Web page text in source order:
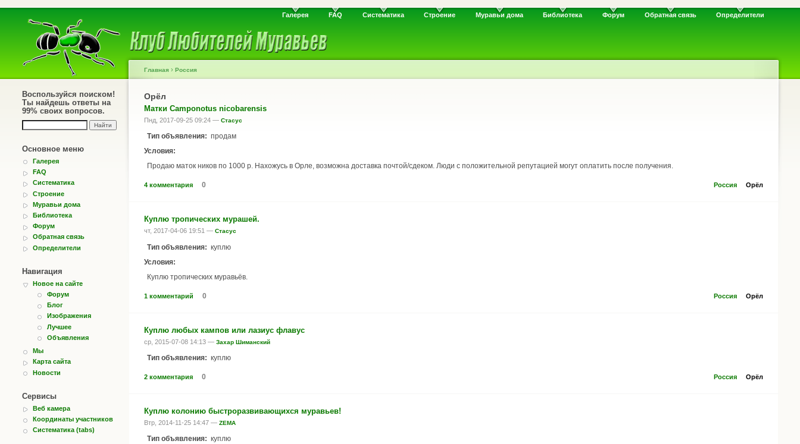
Галерея FAQ Систематика Строение Муравьи дома Библиотека Форум Обратная связь Определители
Воспользуйся поиском!
Ты найдешь ответы на
99% своих вопросов.
Основное меню
Галерея
FAQ
Систематика
Строение
Муравьи дома
Библиотека
Форум
Обратная связь
Определители
Навигация
Новое на сайте
Форум
Блог
Изображения
Лучшее
Объявления
Мы
Карта сайта
Новости
Сервисы
Веб камера
Координаты участников
Систематика (tabs)
Главная › Россия
Орёл
Матки Camponotus nicobarensis
Пнд, 2017-09-25 09:24 — Стасус
Тип объявления: продам
Условия:
Продаю маток ников по 1000 р. Нахожусь в Орле, возможна доставка почтой/сдеком. Люди с положительной репутацией могут оплатить после получения.
Россия Орёл
4 комментария 0
Куплю тропических мурашей.
чт, 2017-04-06 19:51 — Стасус
Тип объявления: куплю
Условия:
Куплю тропических муравьёв.
Россия Орёл
1 комментарий 0
Куплю любых кампов или лазиус флавус
ср, 2015-07-08 14:13 — Захар Шиманский
Тип объявления: куплю
Россия Орёл
2 комментария 0
Куплю колонию быстроразвивающихся муравьев!
Втр, 2014-11-25 14:47 — ZEMA
Тип объявления: куплю